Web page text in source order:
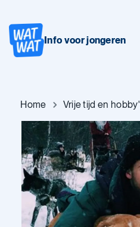
Info voor jongeren
Home Vrije tijd en